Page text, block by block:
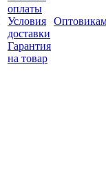
оплаты
Условия
доставки
Гарантия
на товар